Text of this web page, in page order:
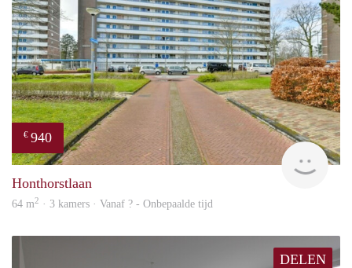
€ 940
Honthorstlaan
64 m2 · 3 kamers · Vanaf ? - Onbepaalde tijd
DELEN